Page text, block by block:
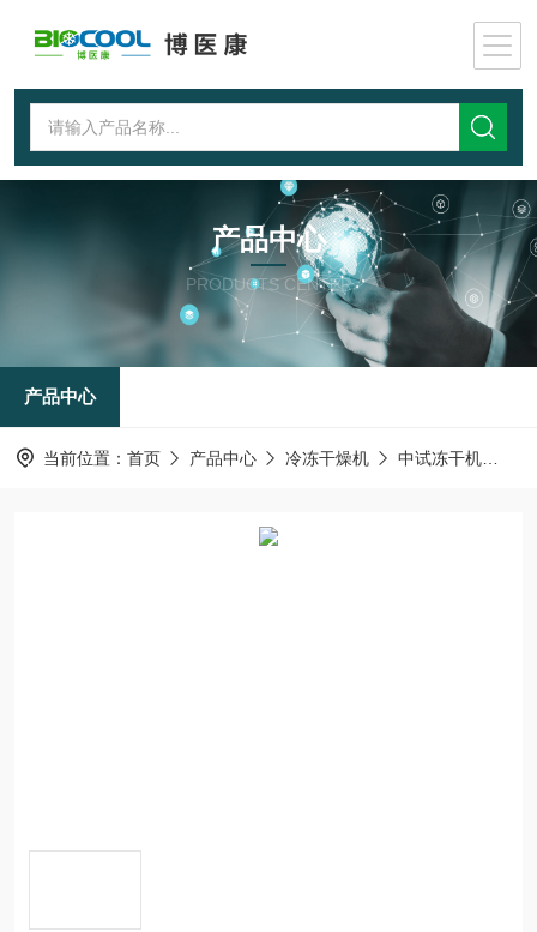
产品中心
PRODUCTS CENTER
产品中心
当前位置： 首页 产品中心 冷冻干燥机 中试冻干机